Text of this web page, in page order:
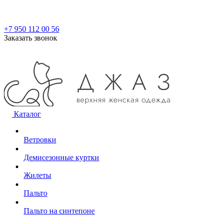
+7 950 112 00 56
Заказать звонок
Каталог
Ветровки
Демисезонные куртки
Жилеты
Пальто
Пальто на синтепоне